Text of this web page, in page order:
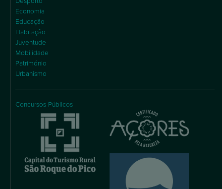
Economia
Educação
Habitação
Juventude
Mobilidade
Património
Urbanismo
Concursos Públicos